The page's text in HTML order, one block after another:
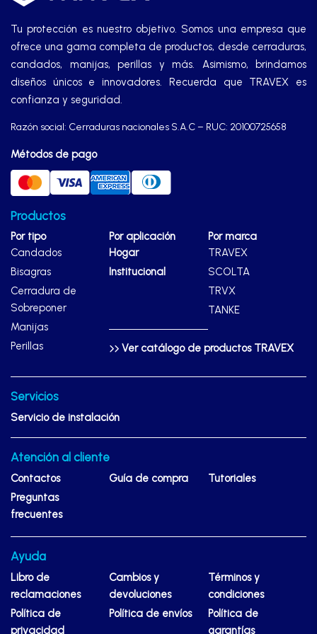
Manijas
Manillones
Otros
Perillas
SCOLTA
TANKE
Tu protección es nuestro objetivo. Somos una empresa que
ofrece una gama completa de productos, desde cerraduras,
candados, manijas, perillas y más. Asimismo, brindamos
diseños únicos e innovadores. Recuerda que TRAVEX es
confianza y seguridad.
Razón social: Cerraduras nacionales S.A.C – RUC: 20100725658
Métodos de pago
Productos
Por tipo
Candados
Bisagras
Cerradura de
Sobreponer
Manijas
Perillas
Por aplicación
Hogar
Institucional
Por marca
TRAVEX
SCOLTA
TRVX
TANKE
Ver catálogo de productos TRAVEX
Servicios
Servicio de instalación
Atención al cliente
Contactos Guía de compra
Tutoriales
Preguntas
frecuentes
Ayuda
Libro de
reclamaciones
Cambios y
devoluciones
Términos y
condiciones
Política de
privacidad
Política de envíos
Política de
garantías